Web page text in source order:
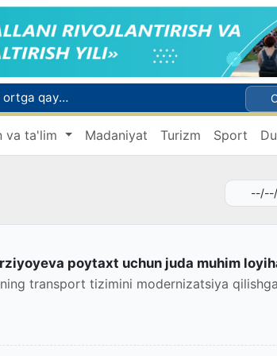
Rossiyada qiyin vaziyatda qolgan yuzlab o‘zbekistonliklar ortga qaytarildi
2030 yilgacha xavfli chiqindilarni qayta ishlash darajasi 20 foizga yetkaziladi
berildi
va ta'lim Madaniyat Turizm Sport
poytaxt uchun juda muhim
transport tizimini modernizatsiya